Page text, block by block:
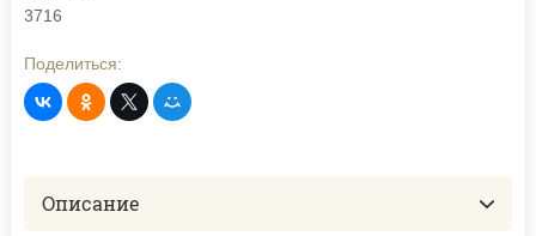
3716
Поделиться:
Описание